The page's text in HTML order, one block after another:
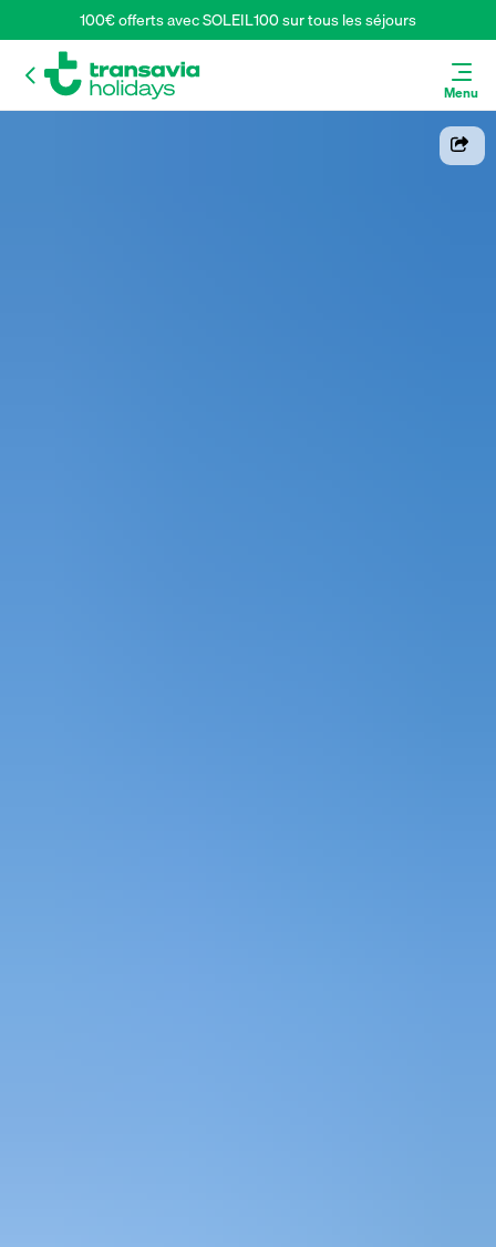
100€ offerts avec SOLEIL100 sur tous les séjours
Menu